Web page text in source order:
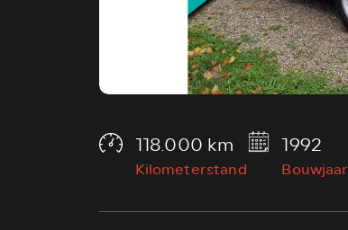
118.000 km
Kilometerstand
1992
Bouwjaar